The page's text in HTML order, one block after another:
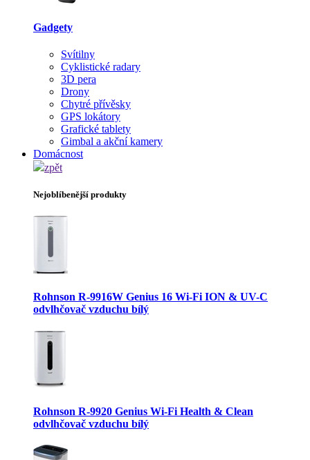
Gadgety
Svítilny
Cyklistické radary
3D pera
Drony
Chytré přívěsky
GPS lokátory
Grafické tablety
Gimbal a akční kamery
Domácnost
zpět
Nejoblíbenější produkty
Rohnson R-9916W Genius 16 Wi-Fi ION & UV-C
odvlhčovač vzduchu bílý
Rohnson R-9920 Genius Wi-Fi Health & Clean
odvlhčovač vzduchu bílý